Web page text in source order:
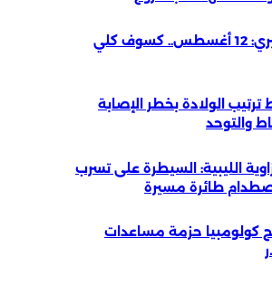
مركز العجيري: 12 أغسطس.. كسوف كلي
ترتيب الولادة بخطر الإصابة
والتوحد
الليبية: السيطرة على تسرب
طائرة مسيرة
كولومبيا حزمة مساعدات